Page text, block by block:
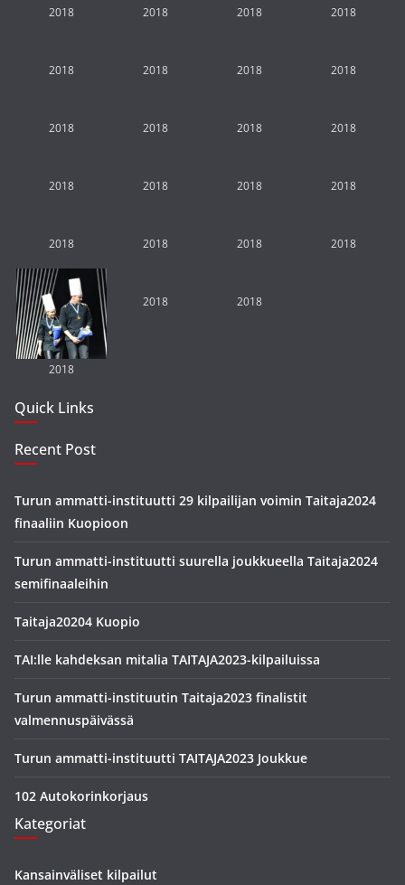
2018 2018 2018 2018
2018 2018 2018 2018
2018 2018 2018 2018
2018 2018 2018 2018
2018 2018 2018 2018
2018
2018 2018
Quick Links
Recent Post
Turun ammatti-instituutti 29 kilpailijan voimin Taitaja2024
finaaliin Kuopioon
Turun ammatti-instituutti suurella joukkueella Taitaja2024
semifinaaleihin
Taitaja20204 Kuopio
TAI:lle kahdeksan mitalia TAITAJA2023-kilpailuissa
Turun ammatti-instituutin Taitaja2023 finalistit
valmennuspäivässä
Turun ammatti-instituutti TAITAJA2023 Joukkue
102 Autokorinkorjaus
Kategoriat
Kansainväliset kilpailut